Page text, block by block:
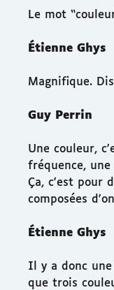
Le mot
Étienne Ghys
Magnifique.
Guy Perrin
Une couleur,
fréquence,
Ça, c'est pour
composées
Étienne Ghys
Il y a donc
que trois